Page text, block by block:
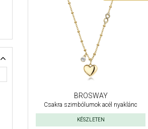
BROSWAY
Csakra szimbólumok acél nyaklánc
KÉSZLETEN